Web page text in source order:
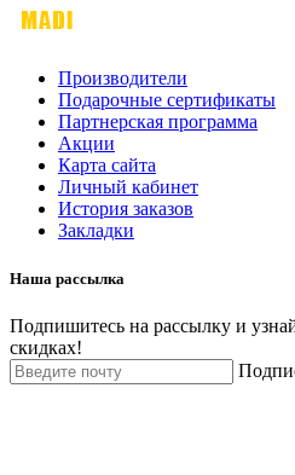
Производители
Подарочные сертификаты
Партнерская программа
Акции
Карта сайта
Личный кабинет
История заказов
Закладки
Наша рассылка
Подпишитесь на рассылку и
скидках!